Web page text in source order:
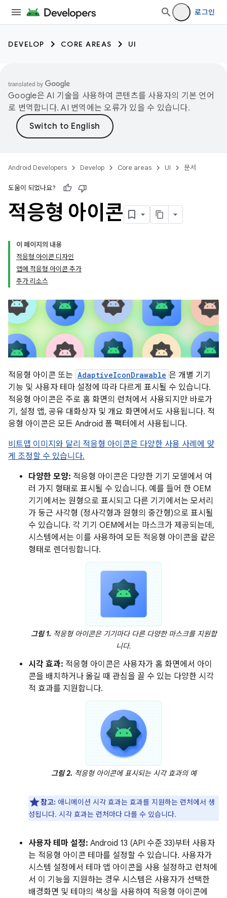
로그인
DEVELOP CORE AREAS UI
Google은 AI 기술을 사용하여 콘텐츠를 사용자의 기본 언어
로 번역합니다. AI 번역에는 오류가 있을 수 있습니다.
Android Developers Develop Core areas UI 문서
도움이 되었나요?
적응형 아이콘
이 페이지의 내용
적응형 아이콘 디자인
앱에 적응형 아이콘 추가
추가 리소스
적응형 아이콘 또는 AdaptiveIconDrawable 은 개별 기기
기능 및 사용자 테마 설정에 따라 다르게 표시될 수 있습니다.
적응형 아이콘은 주로 홈 화면의 런처에서 사용되지만 바로가
기, 설정 앱, 공유 대화상자 및 개요 화면에서도 사용됩니다. 적
응형 아이콘은 모든 Android 폼 팩터에서 사용됩니다.
비트맵 이미지와 달리 적응형 아이콘은 다양한 사용 사례에 맞
게 조정할 수 있습니다.
다양한 모양: 적응형 아이콘은 다양한 기기 모델에서 여
러 가지 형태로 표시될 수 있습니다. 예를 들어 한 OEM
기기에서는 원형으로 표시되고 다른 기기에서는 모서리
가 둥근 사각형 (정사각형과 원형의 중간형)으로 표시될
수 있습니다. 각 기기 OEM에서는 마스크가 제공되는데,
시스템에서는 이를 사용하여 모든 적응형 아이콘을 같은
형태로 렌더링합니다.
그림 1. 적응형 아이콘은 기기마다 다른 다양한 마스크를 지원합
니다.
시각 효과: 적응형 아이콘은 사용자가 홈 화면에서 아이
콘을 배치하거나 옮길 때 관심을 끌 수 있는 다양한 시각
적 효과를 지원합니다.
그림 2. 적응형 아이콘에 표시되는 시각 효과의 예
참고: 애니메이션 시각 효과는 효과를 지원하는 런처에서 생
성됩니다. 시각 효과는 런처마다 다를 수 있습니다.
사용자 테마 설정: Android 13 (API 수준 33)부터 사용자
는 적응형 아이콘 테마를 설정할 수 있습니다. 사용자가
시스템 설정에서 테마 앱 아이콘을 사용 설정하고 런처에
서 이 기능을 지원하는 경우 시스템은 사용자가 선택한
배경화면 및 테마의 색상을 사용하여 적응형 아이콘에